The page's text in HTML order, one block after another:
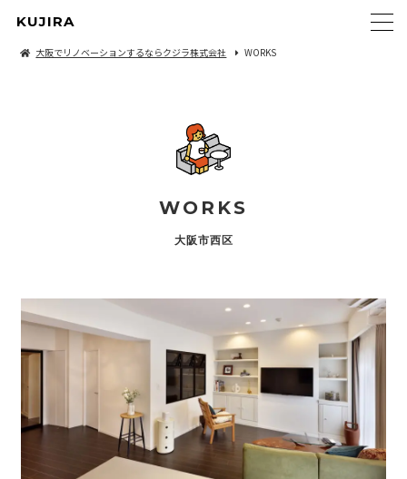
KUJIRA
大阪でリノベーションするならクジラ株式会社 WORKS
WORKS
大阪市西区